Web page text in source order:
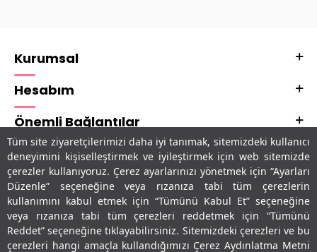
Tüm site ziyaretçilerimizi daha iyi tanımak, sitemizdeki kullanıcı
deneyimini kişiselleştirmek ve iyileştirmek için web sitemizde
çerezler kullanıyoruz. Çerez ayarlarınızı yönetmek için “Ayarları
Düzenle” seçeneğine veya rızanıza tabi tüm çerezlerin
kullanımını kabul etmek için “Tümünü Kabul Et” seçeneğine
veya rızanıza tabi tüm çerezleri reddetmek için “Tümünü
Reddet” seçeneğine tıklayabilirsiniz. Sitemizdeki çerezleri ve bu
çerezleri hangi amaçla kullandığımızı Çerez Aydınlatma Metni
Kurumsal
Hesabım
Önemli Bağlantılar
Adres & İletişim
Uygulamalarımız